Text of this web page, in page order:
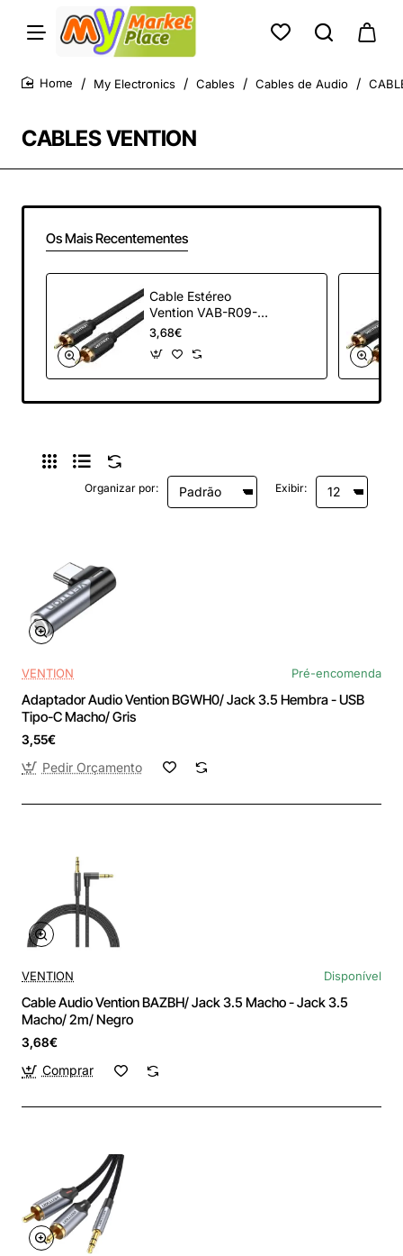
CABLES VENTION
My Electronics Cables Cables de Audio
Os Mais Recentementes
Cable Estéreo
Vention VAB-R09-
B200/ RCA Macho -
RCA Macho/ 2m/
Negro
3,68€
Organizar por: Exibir:
VENTION Pré-encomenda
Adaptador Audio Vention BGWH0/ Jack 3.5 Hembra - USB
Tipo-C Macho/ Gris
3,55€
Pedir Orçamento
VENTION Disponível
Cable Audio Vention BAZBH/ Jack 3.5 Macho - Jack 3.5
Macho/ 2m/ Negro
3,68€
Comprar